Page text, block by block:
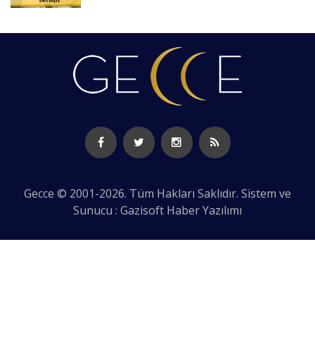
Gecce © 2001-2026. Tüm Hakları Saklıdır. Sistem ve
Sunucu : Gazisoft Haber Yazılımı